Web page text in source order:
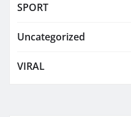
SPORT
Uncategorized
VIRAL